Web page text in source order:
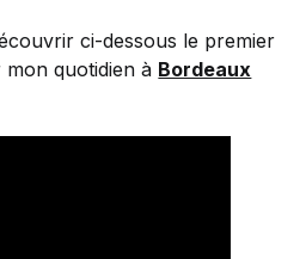
ci-dessous le premier
quotidien à Bordeaux